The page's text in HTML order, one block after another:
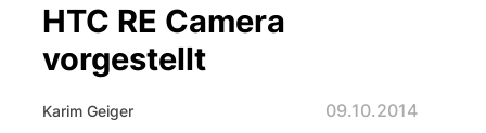
HTC RE Camera
vorgestellt
Karim Geiger 09.10.2014